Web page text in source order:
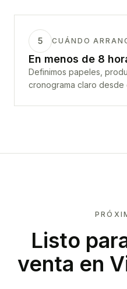
5 CUÁNDO
En menos de 8
Definimos papeles,
cronograma claro desde
Listo
venta en